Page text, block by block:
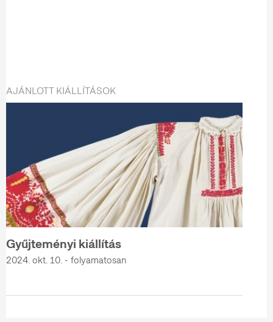
AJÁNLOTT KIÁLLÍTÁSOK
Gyűjteményi kiállítás
2024. okt. 10. - folyamatosan